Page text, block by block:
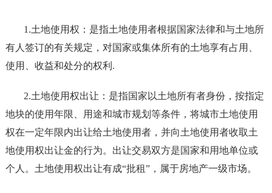
1.土地使用权：是指土地使用者根据国家法律和与土地所
有人签订的有关规定，对国家或集体所有的土地享有占用、
使用、收益和处分的权利.
2.土地使用权出让：是指国家以土地所有者身份，按指定
地块的使用年限、用途和城市规划等条件，将城市土地使用
权在一定年限内出让给土地使用者，并向土地使用者收取土
地使用权出让金的行为。出让交易双方是国家和用地单位或
个人。土地使用权出让有成“批租”，属于房地产一级市场。